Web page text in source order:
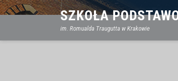
Skip
SZKOŁA
im. Romualda Traugutta w Krakowie